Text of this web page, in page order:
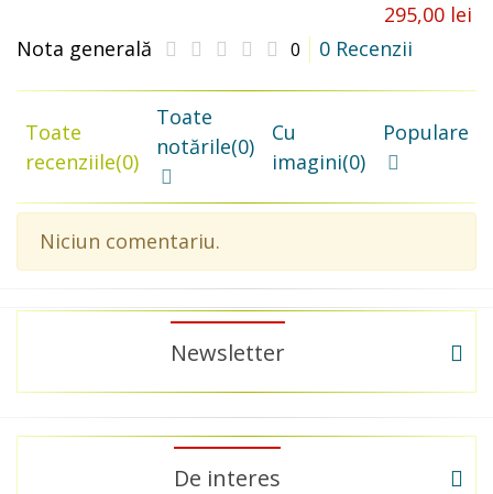
295,00 lei
Nota generală
0 0 Recenzii
Toate
recenziile(0)
Toate
notările(0)
Cu
imagini(0)
Populare
Niciun comentariu.
Newsletter
De interes